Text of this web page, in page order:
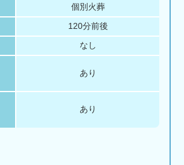
個別火葬
120分前後
なし
あり
あり